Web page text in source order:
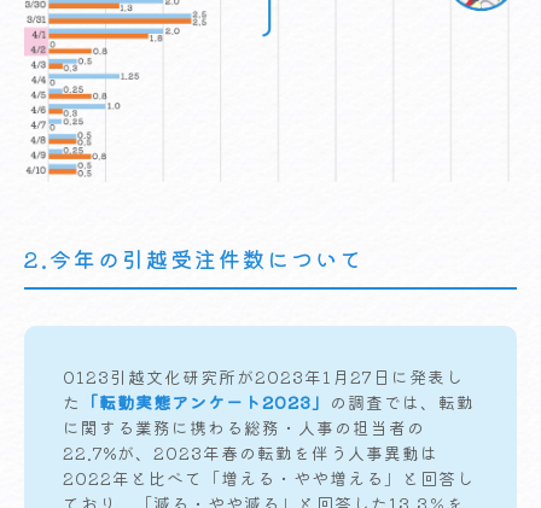
2.今年の引越受注件数について
0123引越文化研究所が2023年1月27日に発表し
た 「転勤実態アンケート2023」 の調査では、転勤
に関する業務に携わる総務・人事の担当者の
22.7%が、2023年春の転勤を伴う人事異動は
2022年と比べて「増える・やや増える」と回答し